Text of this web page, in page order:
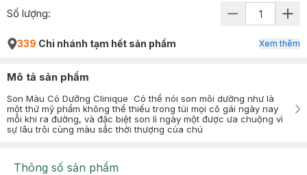
Số lượng:
339 Chi nhánh tạm hết sản phẩm Xem thêm
Mô tả sản phẩm
Son Màu Có Dưỡng Clinique Có thể nói son môi dường như là
một thứ mỹ phẩm không thể thiếu trong túi mọi cô gái ngày nay
mỗi khi ra đường, và đặc biệt son lì ngày một được ưa chuộng vì
sự lâu trôi cùng màu sắc thời thượng của chú
Thông số sản phẩm